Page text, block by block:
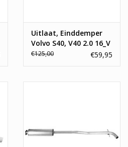
Uitlaat, Einddemper
Volvo S40, V40 2.0 16_V
€125,00 €59,95